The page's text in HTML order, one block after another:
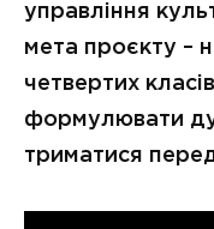
управління
мета проєкту –
четвертих
формулювати
триматися